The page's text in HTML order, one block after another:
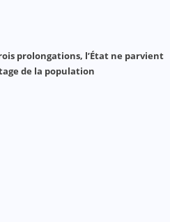
prolongations, l’État ne parvient
de la population